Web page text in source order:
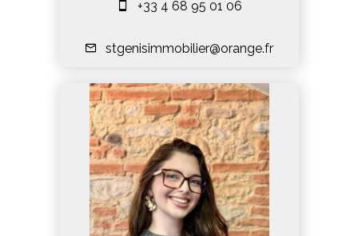
+33 4 68 95 01 06
stgenisimmobilier@orange.fr